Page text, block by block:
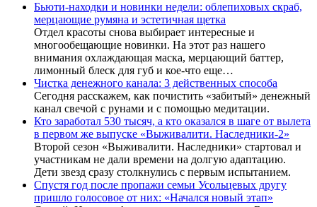
Бьюти-находки и новинки недели: облепиховых скраб,
мерцающие румяна и эстетичная щетка
Отдел красоты снова выбирает интересные и
многообещающие новинки. На этот раз нашего
внимания охлаждающая маска, мерцающий баттер,
лимонный блеск для губ и кое-что еще…
Чистка денежного канала: 3 действенных способа
Сегодня расскажем, как почистить «забитый» денежный
канал свечой с рунами и с помощью медитации.
Кто заработал 530 тысяч, а кто оказался в шаге от вылета
в первом же выпуске «Выживалити. Наследники-2»
Второй сезон «Выживалити. Наследники» стартовал и
участникам не дали времени на долгую адаптацию.
Дети звезд сразу столкнулись с первым испытанием.
Спустя год после пропажи семьи Усольцевых другу
пришло голосовое от них: «Начался новый этап»